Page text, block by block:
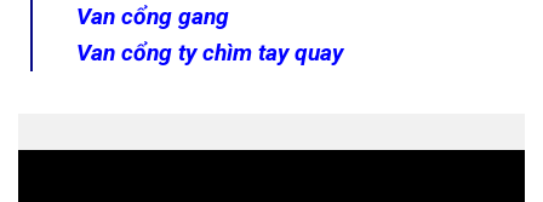
Van cổng gang
Van cổng ty chìm tay quay